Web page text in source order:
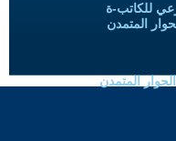
للكاتب-ة
المتمدن
المتمدن